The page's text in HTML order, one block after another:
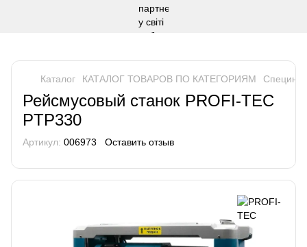
Каталог КАТАЛОГ ТОВАРОВ ПО КАТЕГОРИЯМ
Рейсмусовый станок PROFI-TEC
PTP330
Артикул: 006973 Оставить отзыв